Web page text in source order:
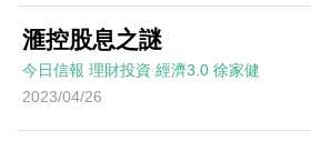
滙控股息之謎
今日信報 理財投資 經濟3.0 徐家健
2023/04/26